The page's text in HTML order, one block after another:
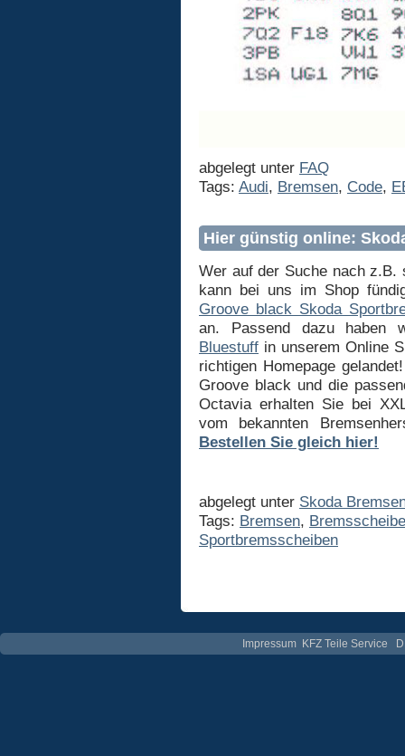
abgelegt unter FAQ
Tags: Audi, Bremsen, Code,
Hier günstig online:
Wer auf der Suche nach
kann bei uns im Shop
Groove black Skoda
an. Passend dazu
Bluestuff in unserem Online
richtigen Homepage
Groove black und die
Octavia erhalten Sie bei
vom bekannten
Bestellen Sie gleich hier!
abgelegt unter Skoda
Tags: Bremsen,
Sportbremsscheiben
Impressum KFZ Teile Service